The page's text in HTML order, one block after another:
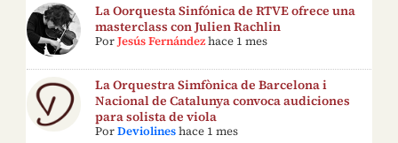
La Oorquesta Sinfónica de RTVE ofrece una
masterclass con Julien Rachlin
PorJesús Fernández hace 1 mes
La Orquestra Simfònica de Barcelona i
Nacional de Catalunya convoca audiciones
para solista de viola
PorDeviolines hace 1 mes